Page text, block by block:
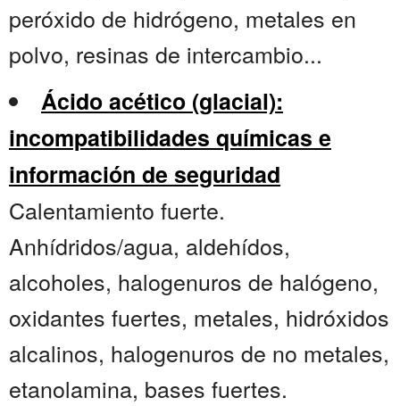
peróxido de hidrógeno, metales en
polvo, resinas de intercambio...
Ácido acético (glacial):
incompatibilidades químicas e
información de seguridad
Calentamiento fuerte.
Anhídridos/agua, aldehídos,
alcoholes, halogenuros de halógeno,
oxidantes fuertes, metales, hidróxidos
alcalinos, halogenuros de no metales,
etanolamina, bases fuertes.